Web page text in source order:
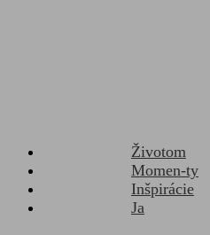
Životom
Momen-ty
Inšpirácie
Ja